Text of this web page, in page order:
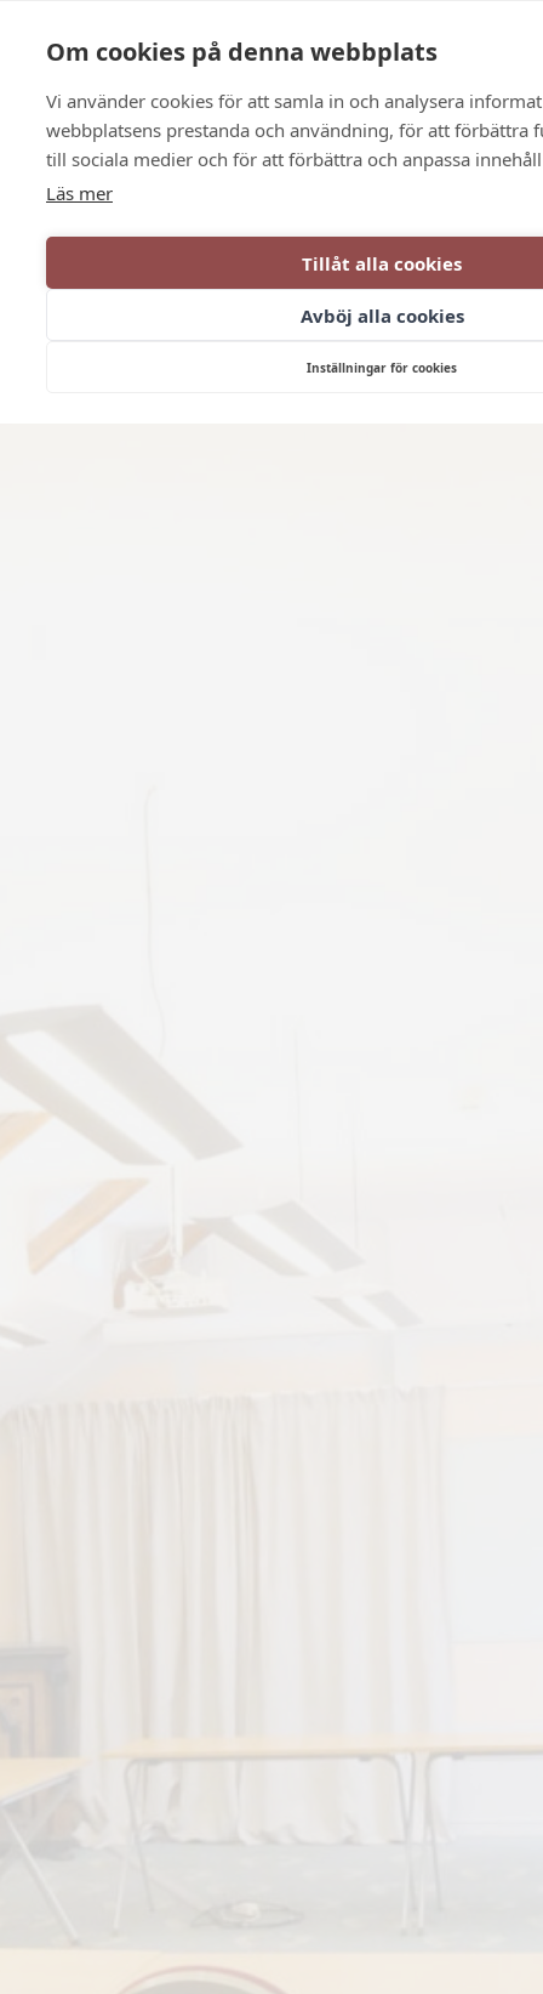
Om cookies på denna webbplats
Vi använder cookies för att samla in och analysera
webbplatsens prestanda och användning, för att förbättra
till sociala medier och för att förbättra och anpassa
Läs mer
Tillåt alla cookies
Avböj alla cookies
Inställningar för cookies